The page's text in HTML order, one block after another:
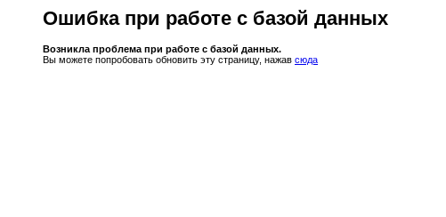
Ошибка при работе с базой данных
Возникла проблема при работе с базой данных.
Вы можете попробовать обновить эту страницу, нажав сюда